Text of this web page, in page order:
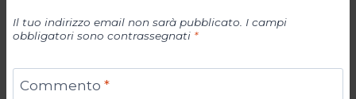
Il tuo indirizzo email non sarà pubblicato. I campi
obbligatori sono contrassegnati *
Commento *